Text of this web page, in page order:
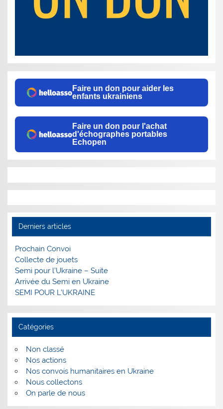
Faire un don pour aider les
enfants ukrainiens
Faire un don pour l'achat
d'échographes portables
Echopen
Derniers articles
Prochain Convoi
Collecte de jouets
Semi pour l’Ukraine – Suite
Arrivée du Semi en Ukraine
SEMI POUR L’UKRAINE
Catégories
Non classé
Nos actions
Nos convois humanitaires en Ukraine
Nous collectons
On parle de nous